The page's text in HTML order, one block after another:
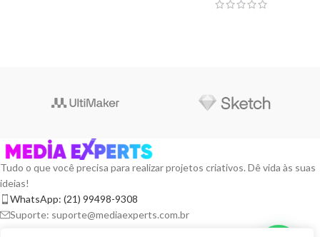
Tudo o que você precisa para realizar projetos criativos. Dê vida às suas
ideias!
WhatsApp: (21) 99498-9308
Suporte: suporte@mediaexperts.com.br